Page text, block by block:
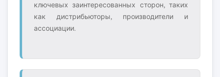
ключевых заинтересованных сторон, таких
как дистрибьюторы, производители и
ассоциации.